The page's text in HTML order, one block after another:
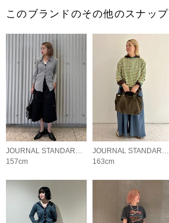
このブランドのその他のスナップ
157cm
163cm